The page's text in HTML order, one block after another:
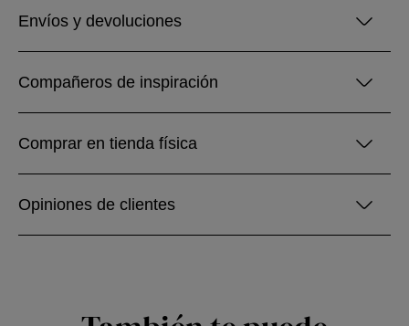
Envíos y devoluciones
Compañeros de inspiración
Comprar en tienda física
Opiniones de clientes